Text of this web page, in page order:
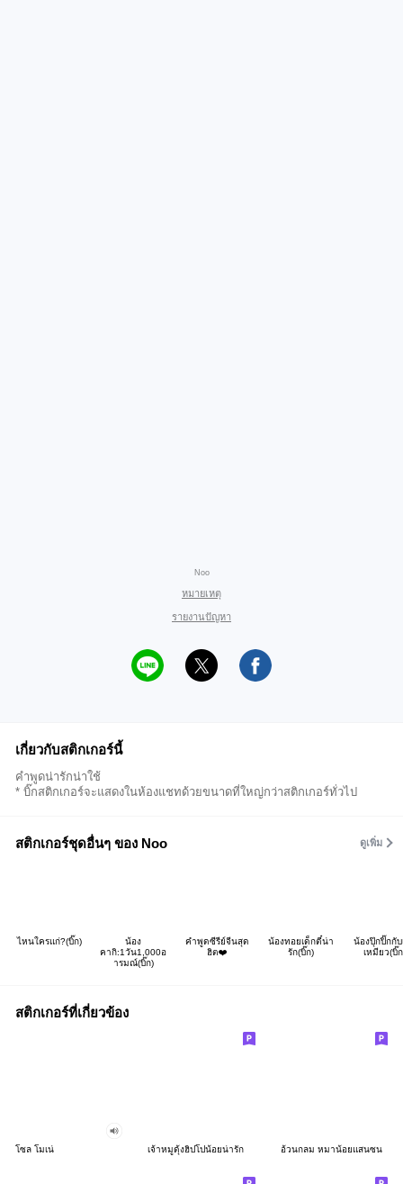
Noo
หมายเหตุ
รายงานปัญหา
เกี่ยวกับสติกเกอร์นี้
คำพูดน่ารักน่าใช้
* บิ๊กสติกเกอร์จะแสดงในห้องแชทด้วยขนาดที่ใหญ่กว่าสติกเกอร์ทั่วไป
สติกเกอร์ชุดอื่นๆ ของ Noo ดูเพิ่ม
ไหนใครแก่?(บิ๊ก)
น้อง
คากิ:1วัน1,000อ
ารมณ์(บิ๊ก)
คำพูดซีรีย์จีนสุด
ฮิต❤️
น้องทอยเด็กตี๋น่า
รัก(บิ๊ก)
น้องปุ๊กปิ๊กกับ
เหมียว(บิ๊
สติกเกอร์ที่เกี่ยวข้อง
โซล โมเน่ เจ้าหมูดุ้งฮิปโปน้อยน่ารัก อ้วนกลม หมาน้อยแสนซน